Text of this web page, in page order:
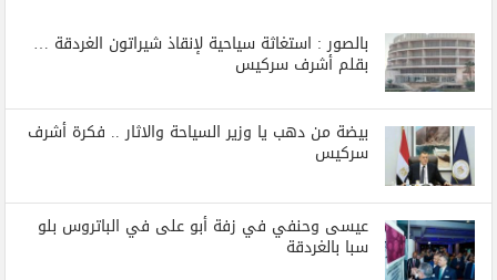
بالصور : استغاثة سياحية لإنقاذ شيراتون الغردقة …
بقلم أشرف سركيس
بيضة من دهب يا وزير السياحة والاثار .. فكرة أشرف
سركيس
عيسى وحنفي في زفة أبو على في الباتروس بلو
سبا بالغردقة